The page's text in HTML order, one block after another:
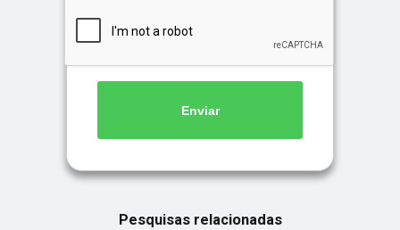
Enviar
Pesquisas relacionadas